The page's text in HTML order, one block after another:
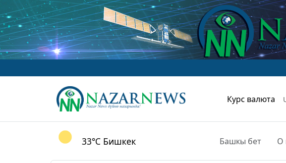
Курс валюта
33°C Бишкек Башкы бет О